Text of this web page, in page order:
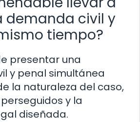
demanda civil y
tiempo?
presentar una
y penal simultánea
la naturaleza del caso,
y la
diseñada.